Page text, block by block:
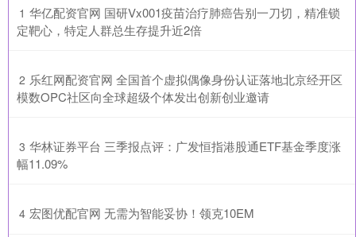
1 ​华亿配资官网 国研Vx001疫苗治疗肺癌告别一刀切，精准锁
定靶心，特定人群总生存提升近2倍
2 ​乐红网配资官网 全国首个虚拟偶像身份认证落地北京经开区
模数OPC社区向全球超级个体发出创新创业邀请
3 ​华林证券平台 三季报点评：广发恒指港股通ETF基金季度涨
幅11.09%
4 ​宏图优配官网 无需为智能妥协！领克10EM